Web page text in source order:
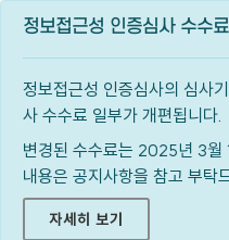
정보접근성 인증심사 수수
정보접근성 인증심사의 심사
사 수수료 일부가 개편됩니다.
변경된 수수료는 2025년 3월
내용은 공지사항을 참고 부탁
자세히 보기